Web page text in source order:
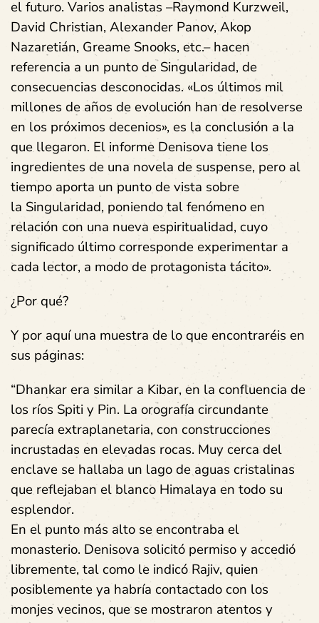
el futuro. Varios analistas –Raymond Kurzweil,
David Christian, Alexander Panov, Akop
Nazaretián, Greame Snooks, etc.– hacen
referencia a un punto de Singularidad, de
consecuencias desconocidas. «Los últimos mil
millones de años de evolución han de resolverse
en los próximos decenios», es la conclusión a la
que llegaron. El informe Denisova tiene los
ingredientes de una novela de suspense, pero al
tiempo aporta un punto de vista sobre
la Singularidad, poniendo tal fenómeno en
relación con una nueva espiritualidad, cuyo
significado último corresponde experimentar a
cada lector, a modo de protagonista tácito».
¿Por qué?
Y por aquí una muestra de lo que encontraréis en
sus páginas:
“Dhankar era similar a Kibar, en la confluencia de
los ríos Spiti y Pin. La orografía circundante
parecía extraplanetaria, con construcciones
incrustadas en elevadas rocas. Muy cerca del
enclave se hallaba un lago de aguas cristalinas
que reflejaban el blanco Himalaya en todo su
esplendor.
En el punto más alto se encontraba el
monasterio. Denisova solicitó permiso y accedió
libremente, tal como le indicó Rajiv, quien
posiblemente ya habría contactado con los
monjes vecinos, que se mostraron atentos y